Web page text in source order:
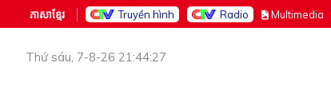
ភាសាខ្មែរ Truyền hình Radio Multimedia
Thứ sáu, 7-8-26 21:44:27